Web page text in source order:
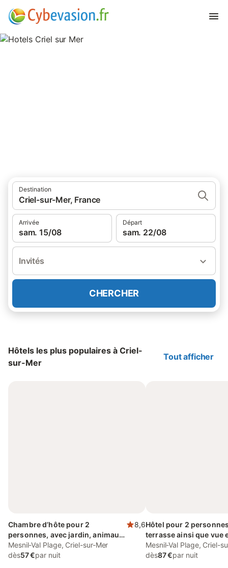
Destination
Criel-sur-Mer, France
Arrivée
sam. 15/08
Départ
sam. 22/08
Invités
CHERCHER
Hôtels les plus populaires à Criel-
sur-Mer
Tout afficher
Chambre d’hôte pour 2
personnes, avec jardin, animaux
acceptés
8,6
Mesnil-Val Plage, Criel-sur-Mer
dès57 €par nuit
Hôtel pour 2
terrasse ainsi que vue
animaux acceptés
Mesnil-Val Plage, Criel-
dès87 €par nuit